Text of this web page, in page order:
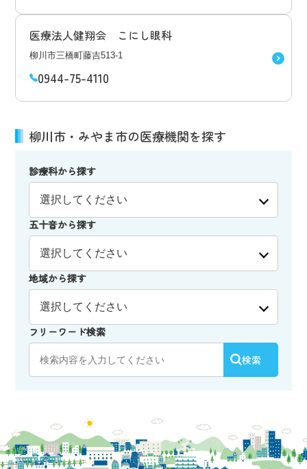
医療法人健翔会 こにし眼科
柳川市三橋町藤吉513-1
0944-75-4110
柳川市・みやま市の医療機関を探す
診療科から探す
五十音から探す
地域から探す
フリーワード検索
検索